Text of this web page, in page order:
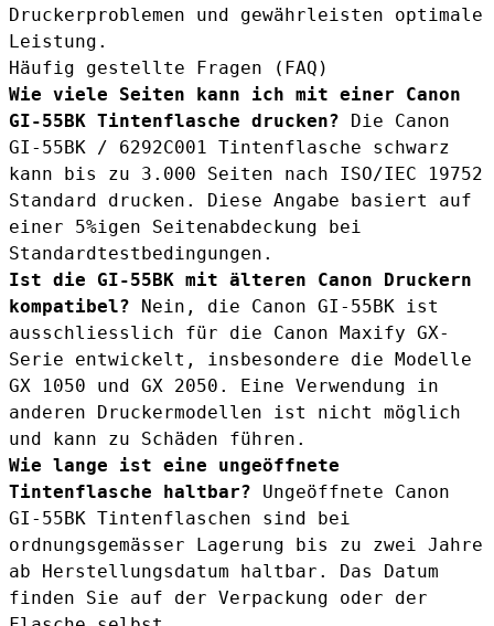
Druckerproblemen und gewährleisten optimale
Leistung.
Häufig gestellte Fragen (FAQ)
Wie viele Seiten kann ich mit einer Canon
GI-55BK Tintenflasche drucken? Die Canon
GI-55BK / 6292C001 Tintenflasche schwarz
kann bis zu 3.000 Seiten nach ISO/IEC 19752
Standard drucken. Diese Angabe basiert auf
einer 5%igen Seitenabdeckung bei
Standardtestbedingungen.
Ist die GI-55BK mit älteren Canon Druckern
kompatibel? Nein, die Canon GI-55BK ist
ausschliesslich für die Canon Maxify GX-
Serie entwickelt, insbesondere die Modelle
GX 1050 und GX 2050. Eine Verwendung in
anderen Druckermodellen ist nicht möglich
und kann zu Schäden führen.
Wie lange ist eine ungeöffnete
Tintenflasche haltbar? Ungeöffnete Canon
GI-55BK Tintenflaschen sind bei
ordnungsgemässer Lagerung bis zu zwei Jahre
ab Herstellungsdatum haltbar. Das Datum
finden Sie auf der Verpackung oder der